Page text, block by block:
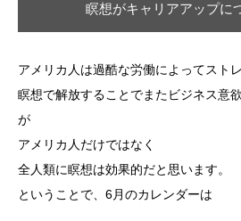
瞑想がキャリアアップに
アメリカ人は過酷な労働によってスト
瞑想で解放することでまたビジネス意
が
アメリカ人だけではなく
全人類に瞑想は効果的だと思います。
ということで、6月のカレンダーは